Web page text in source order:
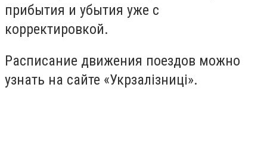
прибытия и убытия уже с
корректировкой.
Расписание движения поездов можно
узнать на сайте «Укрзалізниці».